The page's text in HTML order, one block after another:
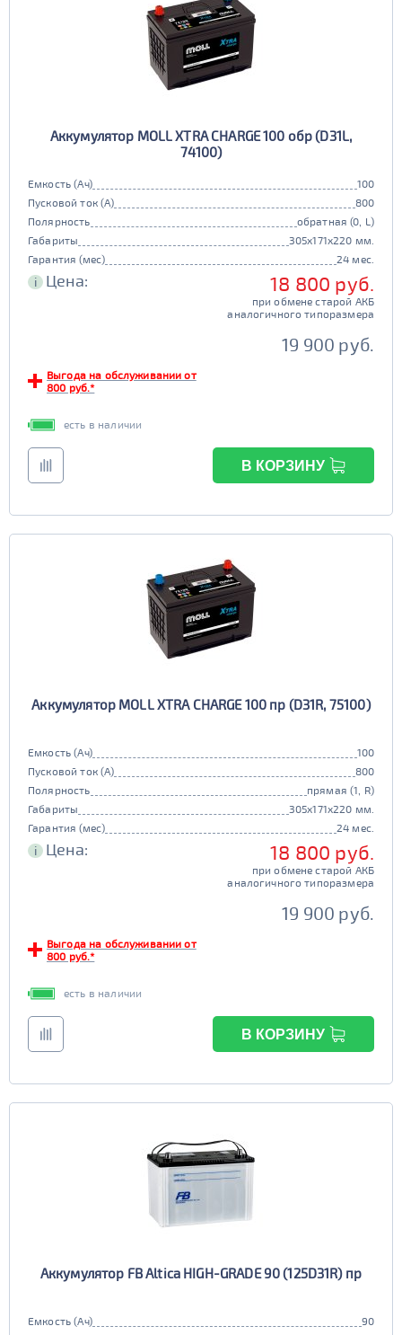
Аккумулятор MOLL XTRA CHARGE 100 обр (D31L,
74100)
Емкость (Ач)
100
Пусковой ток (А)
800
Полярность
обратная (0, L)
Габариты
305x171x220 мм.
Гарантия (мес)
24 мес.
i Цена: 18 800 руб.
при обмене старой АКБ
аналогичного типоразмера
19 900 руб.
Выгода на обслуживании от
800 руб.*
есть в наличии
В КОРЗИНУ
Аккумулятор MOLL XTRA CHARGE 100 пр (D31R, 75100)
Емкость (Ач)
100
Пусковой ток (А)
800
Полярность
прямая (1, R)
Габариты
305x171x220 мм.
Гарантия (мес)
24 мес.
i Цена: 18 800 руб.
при обмене старой АКБ
аналогичного типоразмера
19 900 руб.
Выгода на обслуживании от
800 руб.*
есть в наличии
В КОРЗИНУ
Аккумулятор FB Altica HIGH-GRADE 90 (125D31R) пр
Емкость (Ач)
90